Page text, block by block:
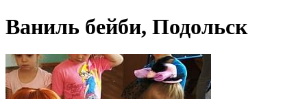
Ваниль бейби, Подольск